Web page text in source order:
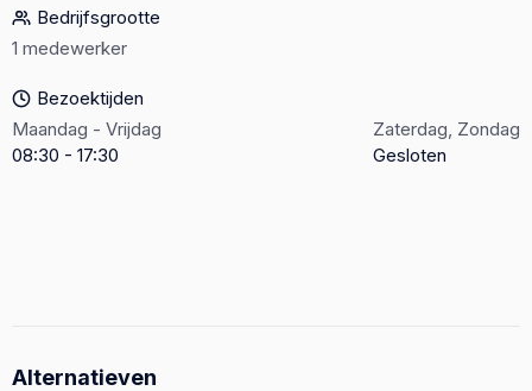
Bedrijfsgrootte
1 medewerker
Bezoektijden
Maandag - Vrijdag
08:30 - 17:30
Zaterdag, Zondag
Gesloten
Alternatieven